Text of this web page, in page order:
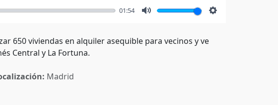
01:54
650 viviendas en alquiler asequible para vecinos y ve
Central y La Fortuna.
Madrid